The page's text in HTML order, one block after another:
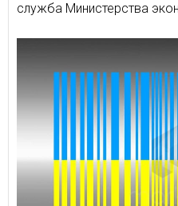
служба Министерства